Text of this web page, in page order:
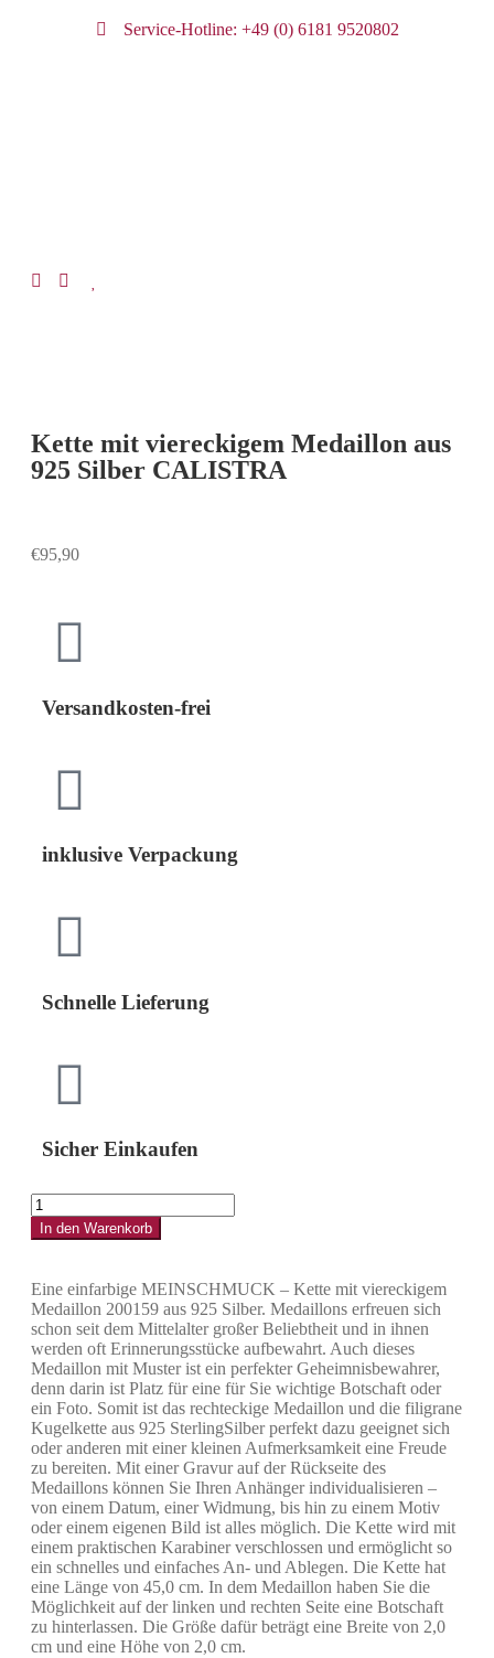
Service-Hotline: +49 (0) 6181 9520802
Kette mit viereckigem Medaillon aus
925 Silber CALISTRA
€95,90
Versandkosten-frei
inklusive Verpackung
Schnelle Lieferung
Sicher Einkaufen
In den Warenkorb
Eine einfarbige MEINSCHMUCK – Kette mit viereckigem
Medaillon 200159 aus 925 Silber. Medaillons erfreuen sich
schon seit dem Mittelalter großer Beliebtheit und in ihnen
werden oft Erinnerungsstücke aufbewahrt. Auch dieses
Medaillon mit Muster ist ein perfekter Geheimnisbewahrer,
denn darin ist Platz für eine für Sie wichtige Botschaft oder
ein Foto. Somit ist das rechteckige Medaillon und die filigrane
Kugelkette aus 925 SterlingSilber perfekt dazu geeignet sich
oder anderen mit einer kleinen Aufmerksamkeit eine Freude
zu bereiten. Mit einer Gravur auf der Rückseite des
Medaillons können Sie Ihren Anhänger individualisieren –
von einem Datum, einer Widmung, bis hin zu einem Motiv
oder einem eigenen Bild ist alles möglich. Die Kette wird mit
einem praktischen Karabiner verschlossen und ermöglicht so
ein schnelles und einfaches An- und Ablegen. Die Kette hat
eine Länge von 45,0 cm. In dem Medaillon haben Sie die
Möglichkeit auf der linken und rechten Seite eine Botschaft
zu hinterlassen. Die Größe dafür beträgt eine Breite von 2,0
cm und eine Höhe von 2,0 cm.